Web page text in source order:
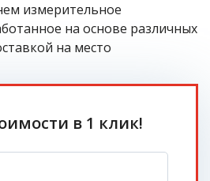
измерительное
на основе различных
на место
в 1 клик!